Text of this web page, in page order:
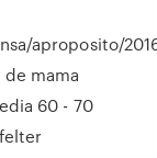
aproposito/
de mama
60 - 70